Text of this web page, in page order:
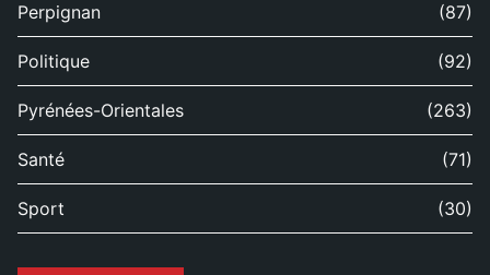
Perpignan (87)
Politique (92)
Pyrénées-Orientales (263)
Santé (71)
Sport (30)